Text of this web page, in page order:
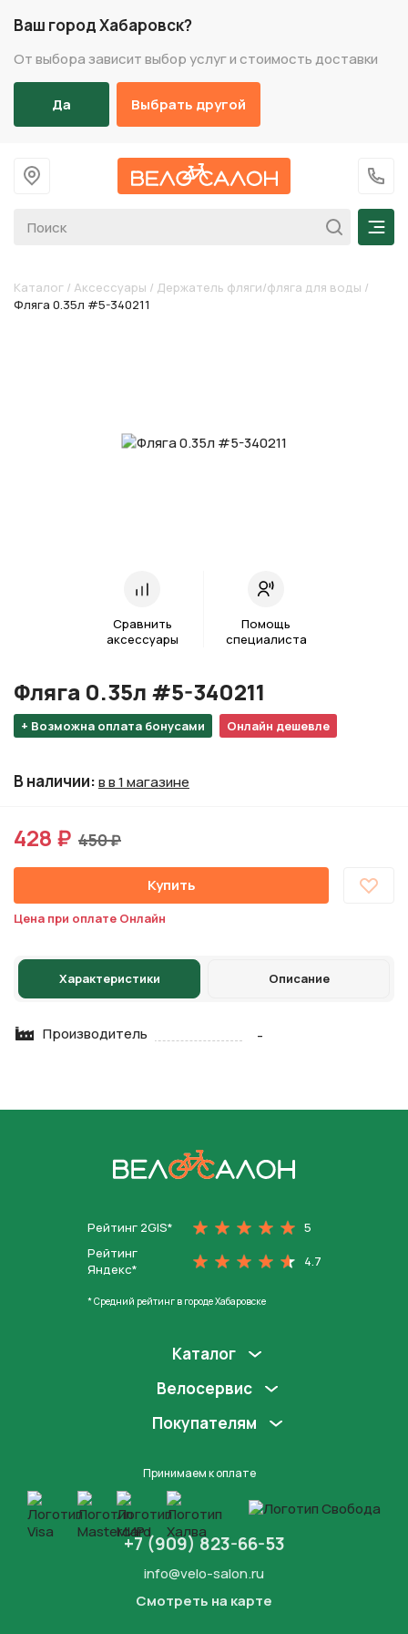
Ваш город Хабаровск?
От выбора зависит выбор услуг и стоимость доставки
Да Выбрать другой
На главную
+7
Каталог / Аксессуары / Держатель фляги/фляга для воды /
Фляга 0.35л #5-340211
Сравнить
аксессуары
Помощь
специалиста
+ Возможна оплата бонусами Онлайн дешевле
Фляга 0.35л #5-340211
В наличии:в в 1 магазине
428 ₽ 450 ₽
Купить
Цена при оплате Онлайн
Характеристики Описание
Производитель -
Рейтинг 2GIS*
5
Рейтинг
Яндекс*
4.7
* Средний рейтинг в городе Хабаровске
Каталог
Велосервис
Покупателям
Принимаем к оплате
+7 (909) 823-66-53
info@velo-salon.ru
Смотреть на карте